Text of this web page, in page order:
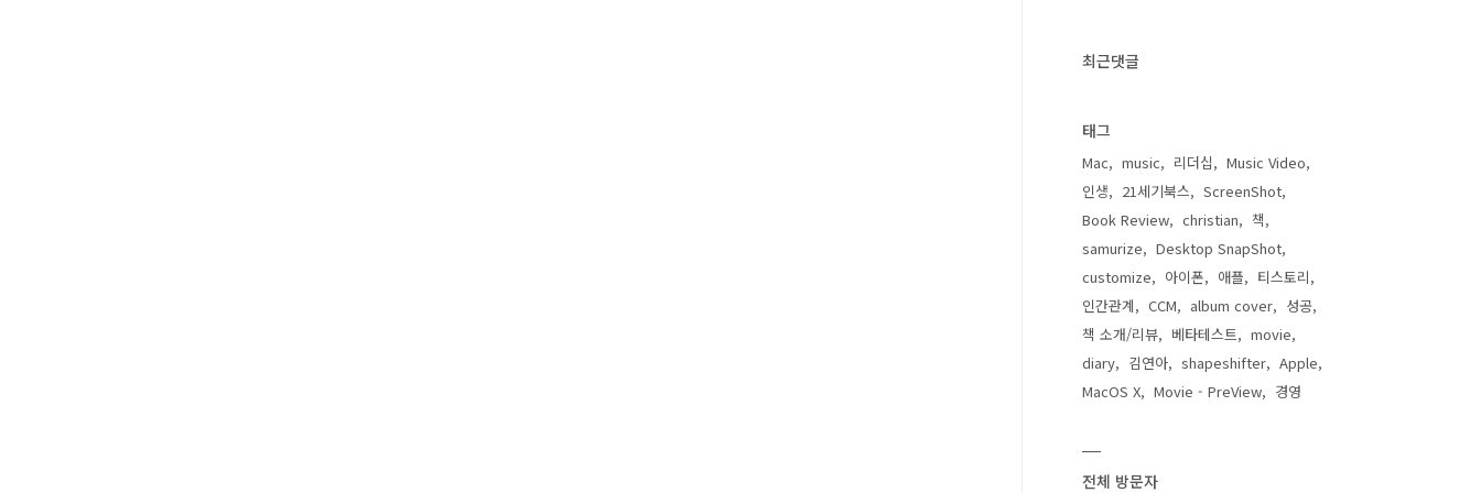
최근댓글
태그
Mac music 리더십
Music Video
인생
21세기북스
ScreenShot
Book Review
christian
책
samurize
Desktop SnapShot
customize
아이폰 애플
티스토리
인간관계
CCM album cover
성공
책 소개/리뷰
베타테스트
movie
diary
김연아 shapeshifter
Apple
MacOS X
Movie - PreView 경영
전체 방문자